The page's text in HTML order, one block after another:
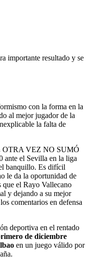
importante resultado y se
con la forma en la
al mejor jugador de la
la falta de
OTRA VEZ NO SUMÓ
el Sevilla en la liga
banquillo. Es difícil
le da la oportunidad de
el Rayo Vallecano
y dejando a su mejor
comentarios en defensa
deportiva en el rentado
de diciembre
en un juego válido por